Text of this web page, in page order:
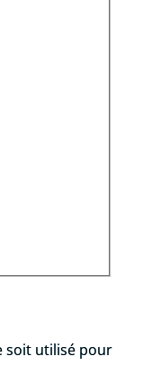
soit utilisé pour